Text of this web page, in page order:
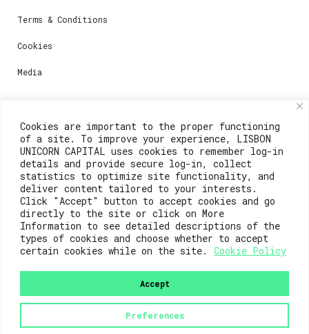
Cookies are important to the proper functioning
of a site. To improve your experience, LISBON
UNICORN CAPITAL uses cookies to remember log-in
details and provide secure log-in, collect
statistics to optimize site functionality, and
deliver content tailored to your interests.
Click "Accept" button to accept cookies and go
directly to the site or click on More
Information to see detailed descriptions of the
types of cookies and choose whether to accept
certain cookies while on the site.
Cookie Policy
Preferences
Accept
Terms & Conditions
Cookies
Media
Contacts
For registration questions or support, email us at:
weare@lisboainnovation.com
For technical issues or additional support, email us
at:
support@lisboainnovation.com